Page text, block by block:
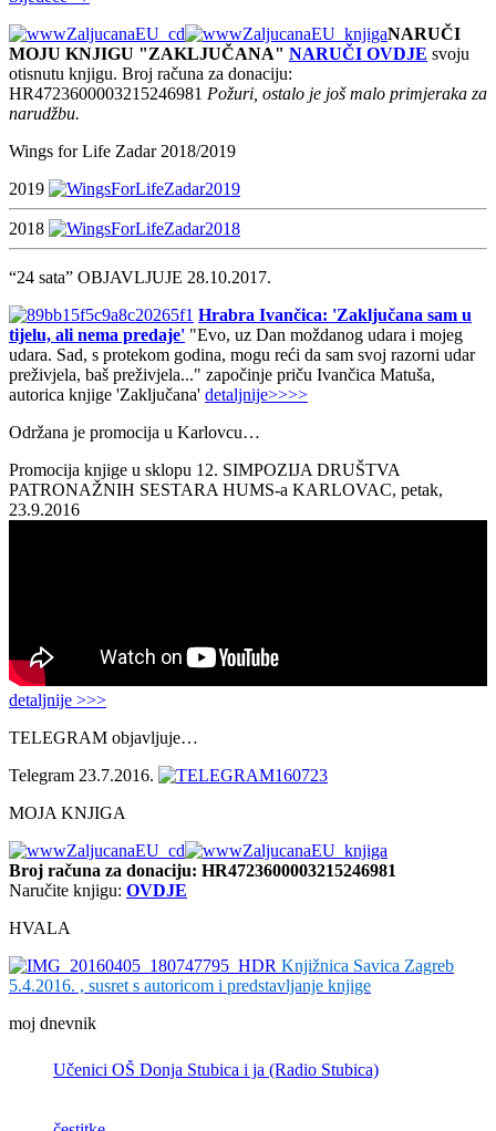
NARUČI
MOJU KNJIGU "ZAKLJUČANA" NARUČI OVDJE svoju
otisnutu knjigu. Broj računa za donaciju:
HR4723600003215246981 Požuri, ostalo je još malo primjeraka za
narudžbu.
Wings for Life Zadar 2018/2019
2019
2018
“24 sata” OBJAVLJUJE 28.10.2017.
Hrabra Ivančica: 'Zaključana sam u
tijelu, ali nema predaje' "Evo, uz Dan moždanog udara i mojeg
udara. Sad, s protekom godina, mogu reći da sam svoj razorni udar
preživjela, baš preživjela..." započinje priču Ivančica Matuša,
autorica knjige 'Zaključana' detaljnije>>>>
Održana je promocija u Karlovcu…
Promocija knjige u sklopu 12. SIMPOZIJA DRUŠTVA
PATRONAŽNIH SESTARA HUMS-a KARLOVAC, petak,
23.9.2016
detaljnije >>>
TELEGRAM objavljuje…
Telegram 23.7.2016.
MOJA KNJIGA
Broj računa za donaciju: HR4723600003215246981
Naručite knjigu: OVDJE
HVALA
Knjižnica Savica Zagreb
5.4.2016. , susret s autoricom i predstavljanje knjige
moj dnevnik
Učenici OŠ Donja Stubica i ja (Radio Stubica)